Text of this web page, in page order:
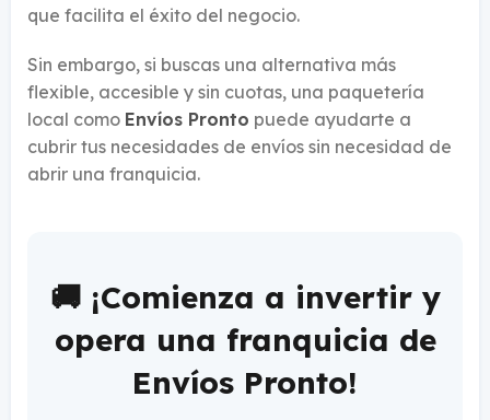
que facilita el éxito del negocio.
Sin embargo, si buscas una alternativa más
flexible, accesible y sin cuotas, una paquetería
local como Envíos Pronto puede ayudarte a
cubrir tus necesidades de envíos sin necesidad de
abrir una franquicia.
🚚 ¡Comienza a invertir y
opera una franquicia de
Envíos Pronto!